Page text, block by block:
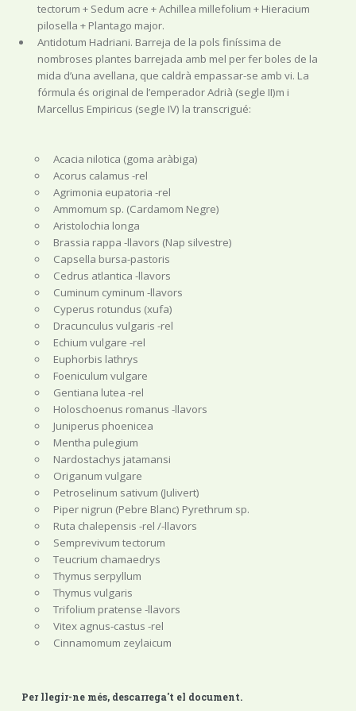
tectorum + Sedum acre + Achillea millefolium + Hieracium
pilosella + Plantago major.
Antidotum Hadriani. Barreja de la pols finíssima de
nombroses plantes barrejada amb mel per fer boles de la
mida d’una avellana, que caldrà empassar-se amb vi. La
fórmula és original de l’emperador Adrià (segle II)m i
Marcellus Empiricus (segle IV) la transcrigué:
Acacia nilotica (goma aràbiga)
Acorus calamus -rel
Agrimonia eupatoria -rel
Ammomum sp. (Cardamom Negre)
Aristolochia longa
Brassia rappa -llavors (Nap silvestre)
Capsella bursa-pastoris
Cedrus atlantica -llavors
Cuminum cyminum -llavors
Cyperus rotundus (xufa)
Dracunculus vulgaris -rel
Echium vulgare -rel
Euphorbis lathrys
Foeniculum vulgare
Gentiana lutea -rel
Holoschoenus romanus -llavors
Juniperus phoenicea
Mentha pulegium
Nardostachys jatamansi
Origanum vulgare
Petroselinum sativum (Julivert)
Piper nigrun (Pebre Blanc) Pyrethrum sp.
Ruta chalepensis -rel /-llavors
Semprevivum tectorum
Teucrium chamaedrys
Thymus serpyllum
Thymus vulgaris
Trifolium pratense -llavors
Vitex agnus-castus -rel
Cinnamomum zeylaicum
Per llegir-ne més, descarrega't el document.